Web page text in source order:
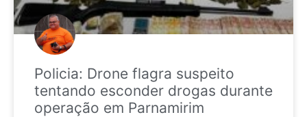
Policia: Drone flagra suspeito
tentando esconder drogas durante
operação em Parnamirim